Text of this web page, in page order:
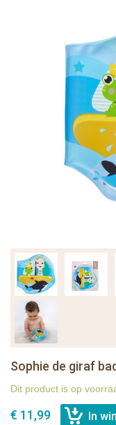
Sophie de giraf
Dit product is op
€ 11,99